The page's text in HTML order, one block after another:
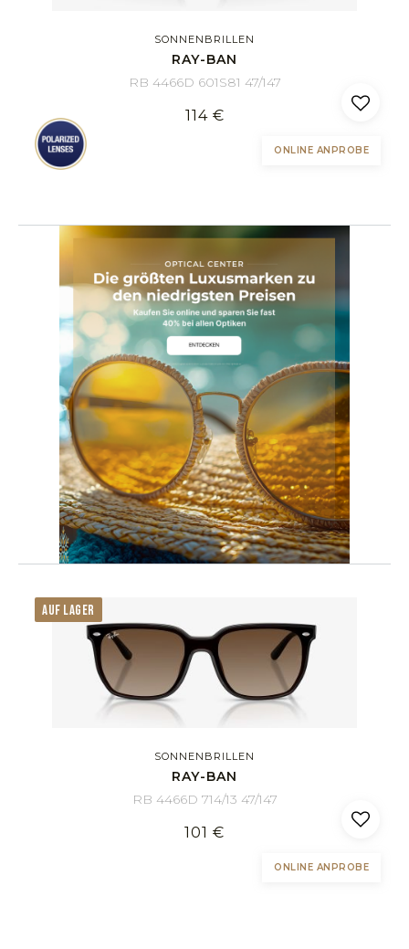
SONNENBRILLEN
RAY-BAN
RB 4466D 601S81 47/147
114 €
ONLINE ANPROBE
AUF LAGER
SONNENBRILLEN
RAY-BAN
RB 4466D 714/13 47/147
101 €
ONLINE ANPROBE